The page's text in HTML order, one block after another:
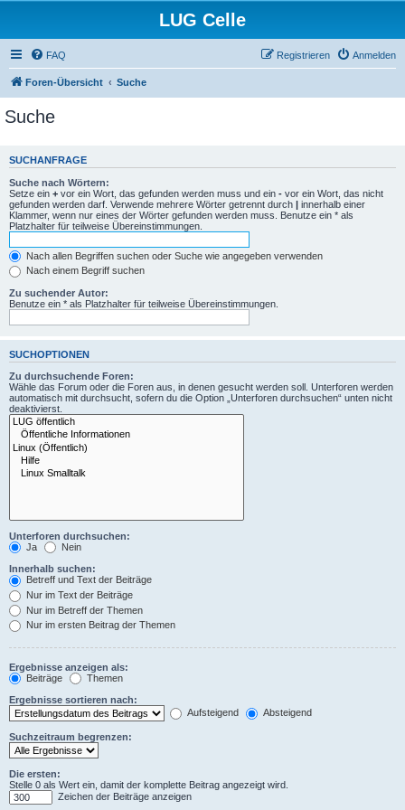
LUG Celle
FAQ Anmelden
Registrieren
Foren-Übersicht Suche
Suche
SUCHANFRAGE
Suche nach Wörtern:
Setze ein + vor ein Wort, das gefunden werden muss und ein - vor ein Wort, das nicht
gefunden werden darf. Verwende mehrere Wörter getrennt durch | innerhalb einer
Klammer, wenn nur eines der Wörter gefunden werden muss. Benutze ein * als
Platzhalter für teilweise Übereinstimmungen.
Nach allen Begriffen suchen oder Suche wie angegeben verwenden
Nach einem Begriff suchen
Zu suchender Autor:
Benutze ein * als Platzhalter für teilweise Übereinstimmungen.
SUCHOPTIONEN
Zu durchsuchende Foren:
Wähle das Forum oder die Foren aus, in denen gesucht werden soll. Unterforen werden
automatisch mit durchsucht, sofern du die Option „Unterforen durchsuchen“ unten nicht
deaktivierst.
Unterforen durchsuchen:
Ja
Nein
Innerhalb suchen:
Betreff und Text der Beiträge
Nur im Text der Beiträge
Nur im Betreff der Themen
Nur im ersten Beitrag der Themen
Ergebnisse anzeigen als:
Beiträge
Themen
Ergebnisse sortieren nach:
Aufsteigend
Absteigend
Suchzeitraum begrenzen:
Die ersten:
Stelle 0 als Wert ein, damit der komplette Beitrag angezeigt wird.
Zeichen der Beiträge anzeigen